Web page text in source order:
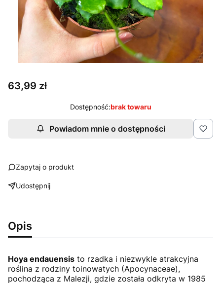
Cena
63,99 zł
Dostępność:brak towaru
Powiadom mnie o dostępności
Zapytaj o produkt
Udostępnij
Opis
Hoya endauensis to rzadka i niezwykle atrakcyjna
roślina z rodziny toinowatych (Apocynaceae),
pochodząca z Malezji, gdzie została odkryta w 1985